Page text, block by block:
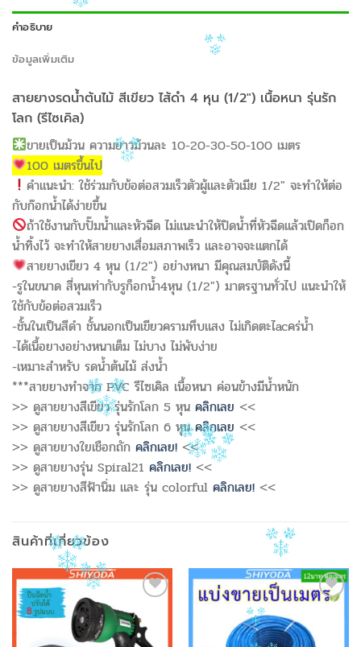
คำอธิบาย
ข้อมูลเพิ่มเติม
สายยางรดน้ำต้นไม้ สีเขียว ไส้ดำ 4 หุน (1/2″) เนื้อหนา รุ่นรัก
โลก (รีไซเคิล)
ขายเป็นม้วน ความยาวม้วนละ 10-20-30-50-100 เมตร
100 เมตรขึ้นไป
คำแนะนำ: ใช้ร่วมกับข้อต่อสวมเร็วตัวผู้และตัวเมีย 1/2″ จะทำให้ต่อ
กับก๊อกน้ำได้ง่ายขึ้น
ถ้าใช้งานกับปั๊มน้ำและหัวฉีด ไม่แนะนำให้ปิดน้ำที่หัวฉีดแล้วเปิดก็อก
น้ำทิ้งไว้ จะทำให้สายยางเสื่อมสภาพเร็ว และอาจจะแตกได้
สายยางเขียว 4 หุน (1/2″) อย่างหนา มีคุณสมบัติดังนี้
-รูในขนาด สี่หุนเท่ากับรูก็อกน้ำ4หุน (1/2″) มาตรฐานทั่วไป แนะนำให้
ใช้กับข้อต่อสวมเร็ว
-ชั้นในเป็นสีดำ ชั้นนอกเป็นเขียวครามทึบแสง ไม่เกิดตะไacคร่น้ำ
-ได้เนื้อยางอย่างหนาเต็ม ไม่บาง ไม่พับง่าย
-เหมาะสำหรับ รดน้ำต้นไม้ ส่งน้ำ
***สายยางทำจาก PVC รีไซเคิล เนื้อหนา ค่อนข้างมีน้ำหนัก
>> ดูสายยางสีเขียว รุ่นรักโลก 5 หุน คลิกเลย <<
>> ดูสายยางสีเขียว รุ่นรักโลก 6 หุนคลิกเลย <<
>> ดูสายยางใยเชือกถัก คลิกเลย! <<
>> ดูสายยางรุ่น Spiral21 คลิกเลย! <<
>> ดูสายยางสีฟ้านิ่ม และ รุ่น colorful คลิกเลย! <<
สินค้าที่เกี่ยวข้อง
Wishlist